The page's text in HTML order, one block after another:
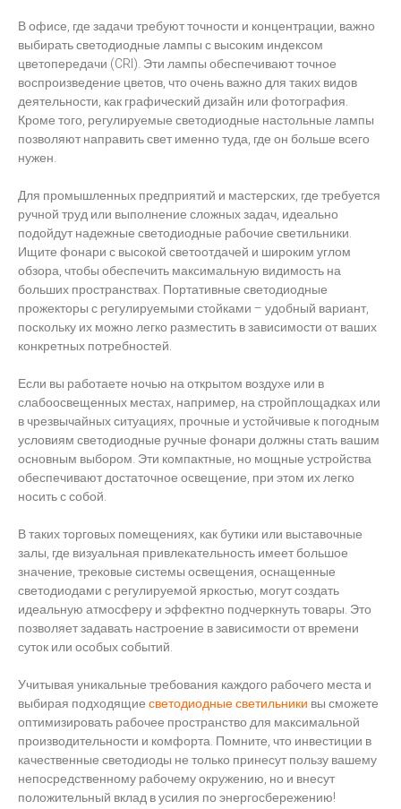
В офисе, где задачи требуют точности и концентрации, важно
выбирать светодиодные лампы с высоким индексом
цветопередачи (CRI). Эти лампы обеспечивают точное
воспроизведение цветов, что очень важно для таких видов
деятельности, как графический дизайн или фотография.
Кроме того, регулируемые светодиодные настольные лампы
позволяют направить свет именно туда, где он больше всего
нужен.
Для промышленных предприятий и мастерских, где требуется
ручной труд или выполнение сложных задач, идеально
подойдут надежные светодиодные рабочие светильники.
Ищите фонари с высокой светоотдачей и широким углом
обзора, чтобы обеспечить максимальную видимость на
больших пространствах. Портативные светодиодные
прожекторы с регулируемыми стойками – удобный вариант,
поскольку их можно легко разместить в зависимости от ваших
конкретных потребностей.
Если вы работаете ночью на открытом воздухе или в
слабоосвещенных местах, например, на стройплощадках или
в чрезвычайных ситуациях, прочные и устойчивые к погодным
условиям светодиодные ручные фонари должны стать вашим
основным выбором. Эти компактные, но мощные устройства
обеспечивают достаточное освещение, при этом их легко
носить с собой.
В таких торговых помещениях, как бутики или выставочные
залы, где визуальная привлекательность имеет большое
значение, трековые системы освещения, оснащенные
светодиодами с регулируемой яркостью, могут создать
идеальную атмосферу и эффектно подчеркнуть товары. Это
позволяет задавать настроение в зависимости от времени
суток или особых событий.
Учитывая уникальные требования каждого рабочего места и
выбирая подходящиесветодиодные светильники вы сможете
оптимизировать рабочее пространство для максимальной
производительности и комфорта. Помните, что инвестиции в
качественные светодиоды не только принесут пользу вашему
непосредственному рабочему окружению, но и внесут
положительный вклад в усилия по энергосбережению!